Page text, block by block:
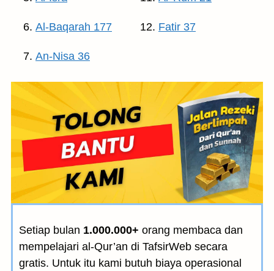
Al-Baqarah 177
An-Nisa 36
Fatir 37
Setiap bulan 1.000.000+ orang membaca dan
mempelajari al-Qur’an di TafsirWeb secara
gratis. Untuk itu kami butuh biaya operasional